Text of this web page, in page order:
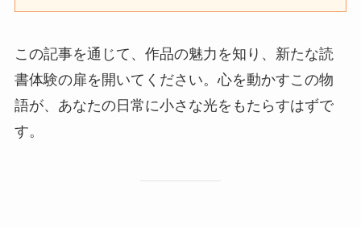
この記事を通じて、作品の魅力を知り、新たな読
書体験の扉を開いてください。心を動かすこの物
語が、あなたの日常に小さな光をもたらすはずで
す。